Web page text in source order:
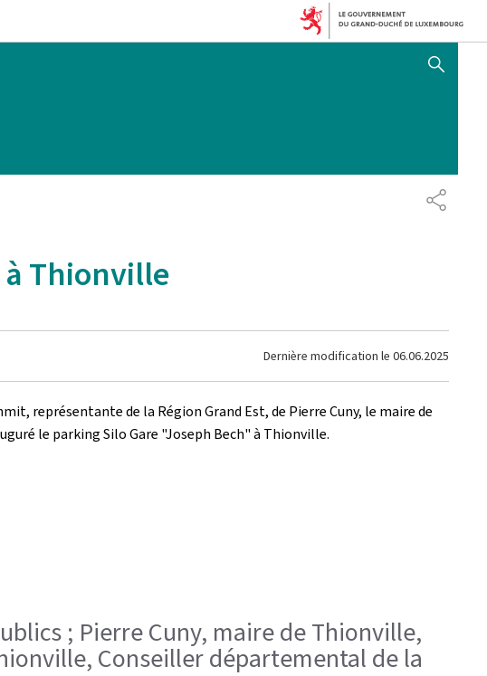
AFFICHER / MASQUER
Thionville
Dernière modification le 06.06.2025
représentante de la Région Grand Est, de Pierre Cuny, le maire de
le parking Silo Gare "Joseph Bech" à Thionville.
; Pierre Cuny, maire de Thionville,
Conseiller départemental de la